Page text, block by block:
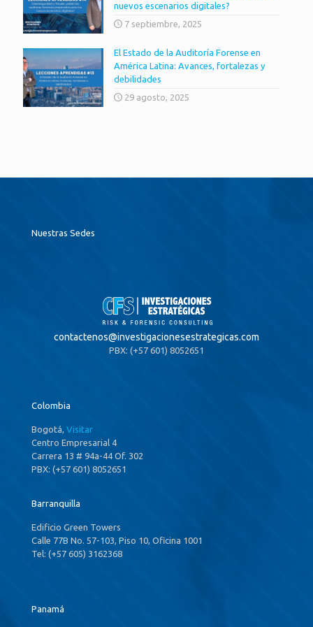
nuevos escenarios digitales?
7 septiembre, 2025
El Estado de la Auditoría Forense en
América Latina: Avances, fortalezas y
debilidades
29 agosto, 2025
Nuestras Sedes
contactenos@investigacionesestrategicas.com
PBX: (+57 601) 8052651
Colombia
Bogotá, Visitar
Centro Empresarial 4
Carrera 13 # 94a-44 Of. 302
PBX: (+57 601) 8052651
Barranquilla
Edificio Green Towers
Calle 77B No. 57-103, Piso 10, Oficina 1001
Tel: (+57 605) 3162368
Panamá